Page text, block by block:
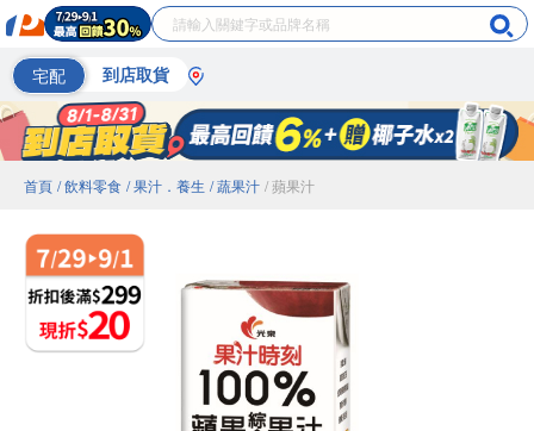
宅配 到店取貨
首頁 / 飲料零食 / 果汁．養生 / 蔬果汁 / 蘋果汁